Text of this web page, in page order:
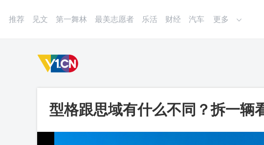
推荐 见文 第一舞林 最美志愿者 乐活 财经 汽车 更多
型格跟思域有什么不同？拆一